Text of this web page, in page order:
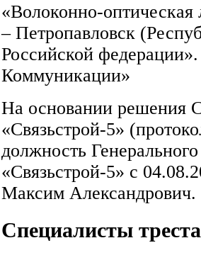
«Волоконно-
– Петропавловск
Российской
Коммуникации»
На основании решения
«Связьстрой-5»
должность
«Связьстрой-5» с
Максим Александрович.
Специалисты треста